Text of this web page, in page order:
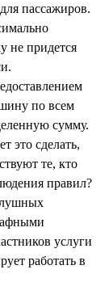
пассажиров.
не придется
по всем
сумму.
это сделать,
те, кто
правил?
услуги
работать в